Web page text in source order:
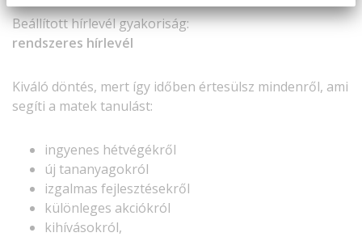
Beállított hírlevél gyakoriság:
rendszeres hírlevél
Kiváló döntés, mert így időben értesülsz mindenről, ami
segíti a matek tanulást:
ingyenes hétvégékről
új tananyagokról
izgalmas fejlesztésekről
különleges akciókról
kihívásokról,